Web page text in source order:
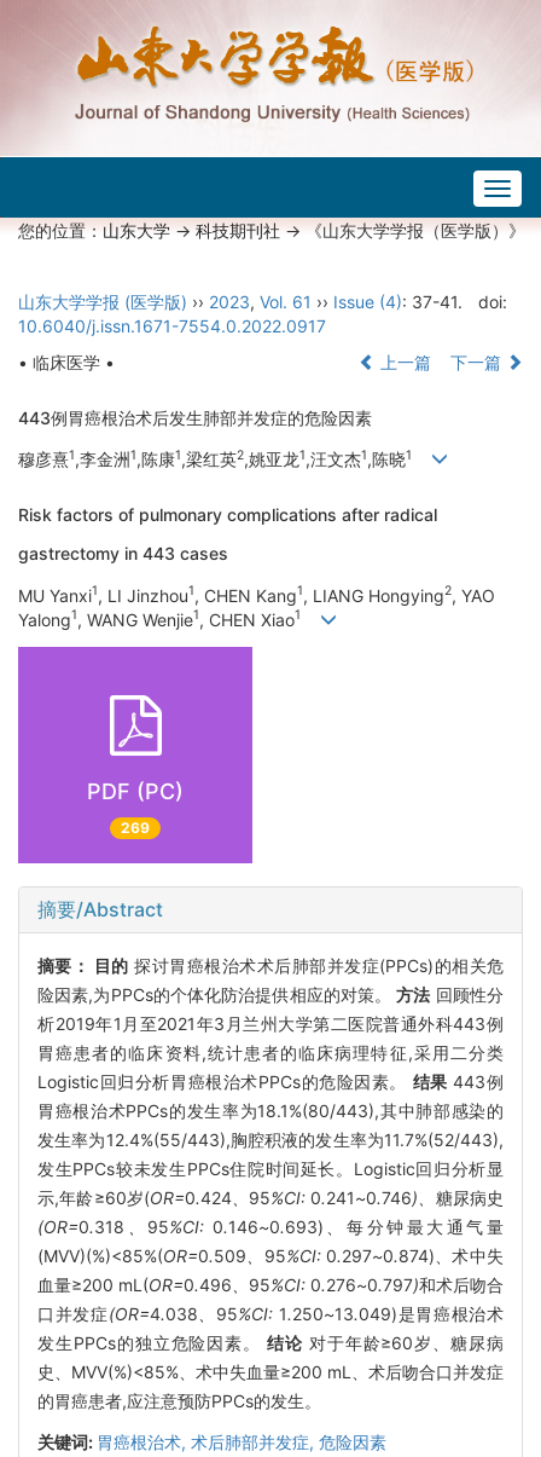
您的位置：山东大学->科技期刊社-> 《山东大学学报（医学版）》
山东大学学报 (医学版) ›› 2023, Vol. 61 ›› Issue (4): 37-41.
doi:
10.6040/j.issn.1671-7554.0.2022.0917
• 临床医学 •
上一篇 下一篇
443例胃癌根治术后发生肺部并发症的危险因素
穆彦熹1,李金洲1,陈康1,梁红英2,姚亚龙1,汪文杰1,陈晓1
Risk factors of pulmonary complications after radical
gastrectomy in 443 cases
MU Yanxi1, LI Jinzhou1, CHEN Kang1, LIANG Hongying2, YAO
Yalong1, WANG Wenjie1, CHEN Xiao1
PDF (PC)
269
摘要/Abstract
摘要： 目的 探讨胃癌根治术术后肺部并发症(PPCs)的相关危
险因素,为PPCs的个体化防治提供相应的对策。方法 回顾性分
析2019年1月至2021年3月兰州大学第二医院普通外科443例
胃癌患者的临床资料,统计患者的临床病理特征,采用二分类
Logistic回归分析胃癌根治术PPCs的危险因素。 结果 443例
胃癌根治术PPCs的发生率为18.1%(80/443),其中肺部感染的
发生率为12.4%(55/443),胸腔积液的发生率为11.7%(52/443),
发生PPCs较未发生PPCs住院时间延长。Logistic回归分析显
示,年龄≥60岁(OR=0.424、 95%CI:0.241~0.746)、 糖尿病史
(OR=0.318 95%CI: 0.146~0.693)、每分钟最大通气量
(MVV)(%)<85%(OR=0.509 95%CI: 0.297~0.874)、术中失
血量≥200 mL(OR=0.496 95%CI: 0.276~0.797)和术后吻合
口并发症(OR=4.038 95%CI: 1.250~13.049)是胃癌根治术
发生PPCs的独立危险因素。 结论 对于年龄≥60岁、糖尿病
史、MVV(%)<85%、术中失血量≥200 mL、术后吻合口并发症
的胃癌患者,应注意预防PPCs的发生。
关键词: 胃癌根治术, 术后肺部并发症, 危险因素